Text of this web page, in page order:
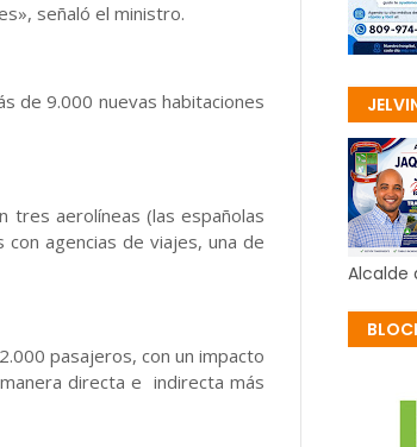
señaló el ministro.
de 9.000 nuevas habitaciones
tres aerolíneas (las españolas
agencias de viajes, una de
pasajeros, con un impacto
directa e indirecta más
Alcalde